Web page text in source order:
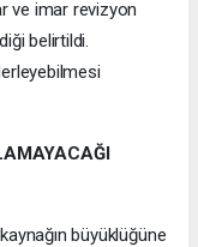
ve imar revizyon
belirtildi.
büyüklüğüne